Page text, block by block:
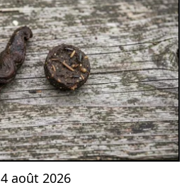
4 août 2026